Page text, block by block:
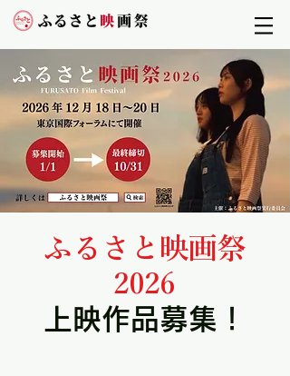
​ふるさと映画祭
2026
上映作品募集！